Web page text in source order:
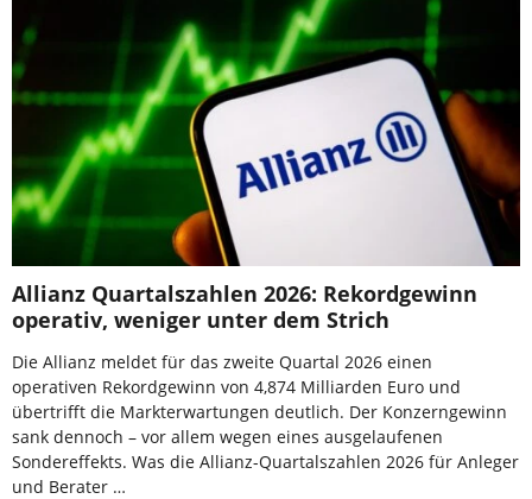
Allianz Quartalszahlen 2026: Rekordgewinn
operativ, weniger unter dem Strich
Die Allianz meldet für das zweite Quartal 2026 einen
operativen Rekordgewinn von 4,874 Milliarden Euro und
übertrifft die Markterwartungen deutlich. Der Konzerngewinn
sank dennoch – vor allem wegen eines ausgelaufenen
Sondereffekts. Was die Allianz-Quartalszahlen 2026 für Anleger
und Berater …